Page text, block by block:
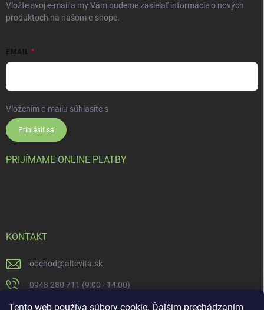
Tento web používa súbory cookie. Ďalším prechádzaním
Vložte svoj e-mail a my Vám budeme zasielať informácie o nových
produktoch na našom e-shope.
EMAIL
Vložením e-mailu súhlasíte s
Prihlásiť sa
PRIJÍMAME ONLINE PLATBY
KONTAKT
obchod@altevita.sk
0948 280 711 (9:00 - 14:00)
Altevita.sk